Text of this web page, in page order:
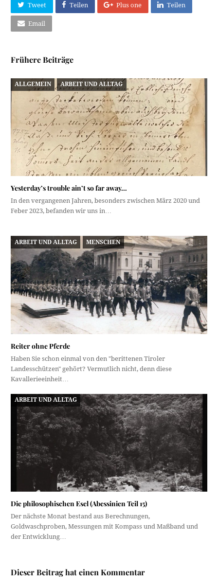
Tweet Teilen Plus one Teilen
Email
Frühere Beiträge
ALLGEMEIN ARBEIT UND ALLTAG
Yesterday’s trouble ain’t so far away…
In den vergangenen Jahren, besonders zwischen März 2020 und
Feber 2023, befanden wir uns in…
ARBEIT UND ALLTAG MENSCHEN
Reiter ohne Pferde
Haben Sie schon einmal von den "berittenen Tiroler
Landesschützen" gehört? Vermutlich nicht, denn diese
Kavallerieeinheit…
ARBEIT UND ALLTAG
Die philosophischen Esel (Abessinien Teil 15)
Der nächste Monat bestand aus Berechnungen,
Goldwaschproben, Messungen mit Kompass und Maßband und
der Entwicklung…
Dieser Beitrag hat einen Kommentar